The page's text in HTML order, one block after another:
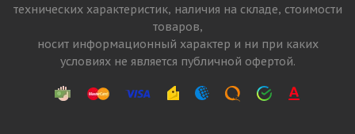
технических характеристик, наличия на складе, стоимости
товаров,
носит информационный характер и ни при каких
условиях не является публичной офертой.